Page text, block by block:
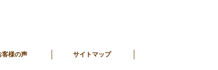
客様の声 サイトマップ